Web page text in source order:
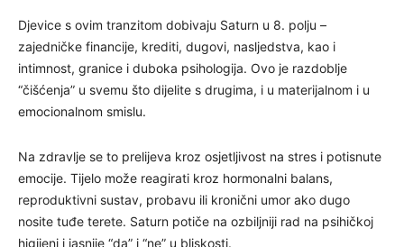
Djevice s ovim tranzitom dobivaju Saturn u 8. polju –
zajedničke financije, krediti, dugovi, nasljedstva, kao i
intimnost, granice i duboka psihologija. Ovo je razdoblje
“čišćenja” u svemu što dijelite s drugima, i u materijalnom i u
emocionalnom smislu.
Na zdravlje se to prelijeva kroz osjetljivost na stres i potisnute
emocije. Tijelo može reagirati kroz hormonalni balans,
reproduktivni sustav, probavu ili kronični umor ako dugo
nosite tuđe terete. Saturn potiče na ozbiljniji rad na psihičkoj
higijeni i jasnije “da” i “ne” u bliskosti.